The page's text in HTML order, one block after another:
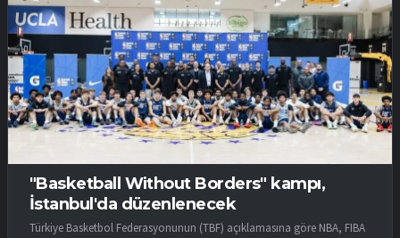
"Basketball Without Borders" kampı,
İstanbul'da düzenlenecek
Türkiye Basketbol Federasyonunun (TBF) açıklamasına göre NBA, FIBA